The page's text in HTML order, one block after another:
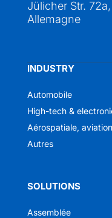
Jülicher Str.
Allemagne
INDUSTRY
Automobile
High-tech &
Aérospatiale,
Autres
SOLUTIONS
Assemblée